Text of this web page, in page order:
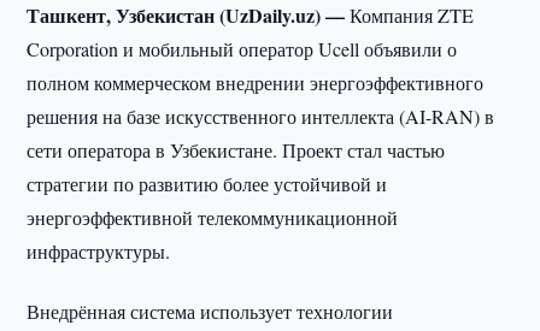
Ташкент, Узбекистан (UzDaily.uz) —Компания ZTE
Corporation и мобильный оператор Ucell объявили о
полном коммерческом внедрении энергоэффективного
решения на базе искусственного интеллекта (AI-RAN) в
сети оператора в Узбекистане. Проект стал частью
стратегии по развитию более устойчивой и
энергоэффективной телекоммуникационной
инфраструктуры.
Внедрённая система использует технологии